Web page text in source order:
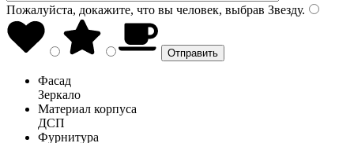
Пожалуйста, докажите, что вы человек, выбрав Звезду.
Фасад
Зеркало
Материал корпуса
ДСП
Фурнитура